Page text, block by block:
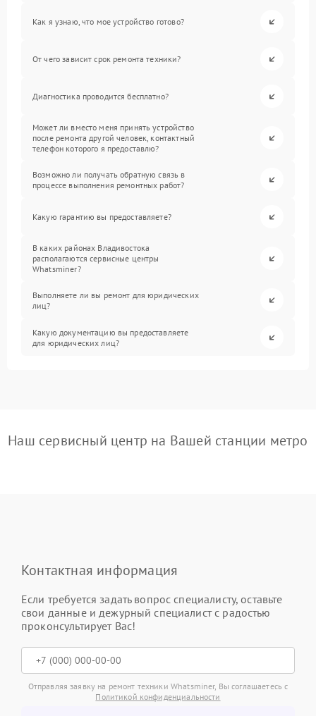
Как я узнаю, что мое устройство готово?
От чего зависит срок ремонта техники?
Диагностика проводится бесплатно?
Может ли вместо меня принять устройство
после ремонта другой человек, контактный
телефон которого я предоставлю?
Возможно ли получать обратную связь в
процессе выполнения ремонтных работ?
Какую гарантию вы предоставляете?
В каких районах Владивостока
располагаются сервисные центры
Whatsminer?
Выполняете ли вы ремонт для юридических
лиц?
Какую документацию вы предоставляете
для юридических лиц?
Наш сервисный центр на Вашей станции метро
Контактная информация
Если требуется задать вопрос специалисту, оставьте
свои данные и дежурный специалист с радостью
проконсультирует Вас!
Отправляя заявку на ремонт техники Whatsminer, Вы соглашаетесь с
Политикой конфиденциальности